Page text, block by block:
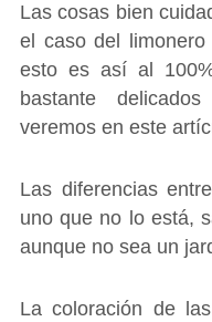
Las cosas bien
el caso del
esto es así al
bastante
veremos en este
Las diferencias
uno que no lo está,
aunque no sea un
La coloración de